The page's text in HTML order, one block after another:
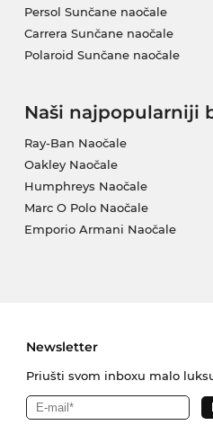
Persol Sunčane naočale
Carrera Sunčane naočale
Polaroid Sunčane naočale
Naši najpopularniji
Ray-Ban Naočale
Oakley Naočale
Humphreys Naočale
Marc O Polo Naočale
Emporio Armani Naočale
Newsletter
Priušti svom inboxu malo